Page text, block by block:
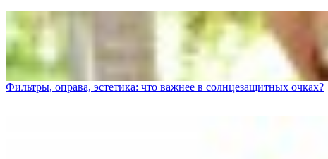
Фильтры, оправа, эстетика: что важнее в солнцезащитных очках?